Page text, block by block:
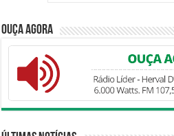
Ouça Agora